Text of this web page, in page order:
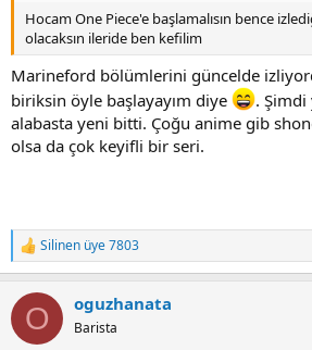
Hocam One Piece'e başlamalısın bence
olacaksın ileride ben kefilim
Marineford bölümlerini güncelde
biriksin öyle başlayayım diye
. Şimdi
alabasta yeni bitti. Çoğu anime gib
olsa da çok keyifli bir seri.
T
e
k
l
Silinen üye 7803
O oguzhanata
Barista